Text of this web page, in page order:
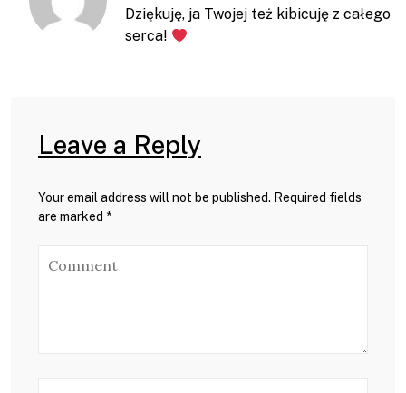
Dziękuję, ja Twojej też kibicuję z całego
serca!
Leave a Reply
Your email address will not be published. Required fields
are marked *